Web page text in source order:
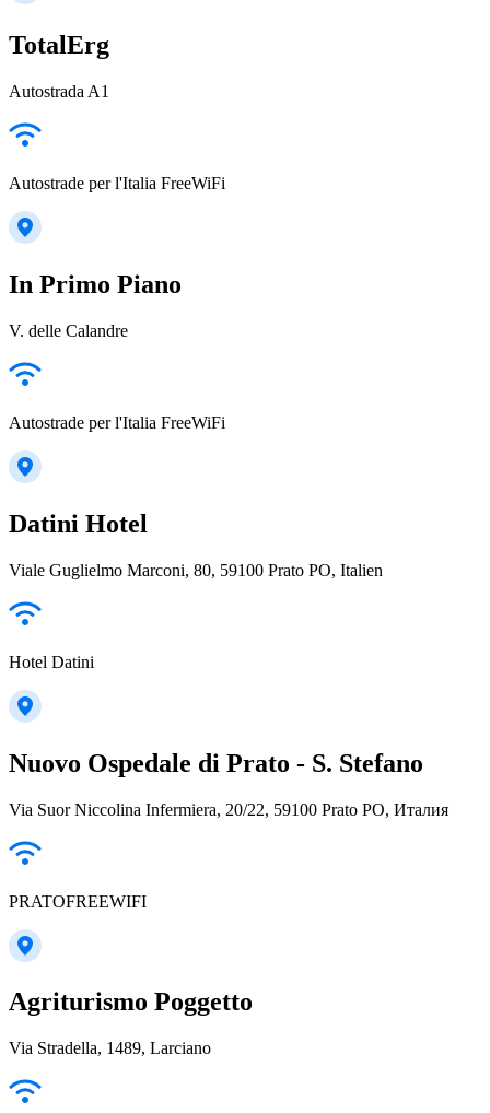
TotalErg
Autostrada A1
Autostrade per l'Italia FreeWiFi
In Primo Piano
V. delle Calandre
Autostrade per l'Italia FreeWiFi
Datini Hotel
Viale Guglielmo Marconi, 80, 59100 Prato PO, Italien
Hotel Datini
Nuovo Ospedale di Prato - S. Stefano
Via Suor Niccolina Infermiera, 20/22, 59100 Prato PO, Италия
PRATOFREEWIFI
Agriturismo Poggetto
Via Stradella, 1489, Larciano